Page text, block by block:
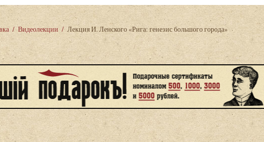
/ Видеолекции / Лекция И. Ленского «Рига: генезис большого города»